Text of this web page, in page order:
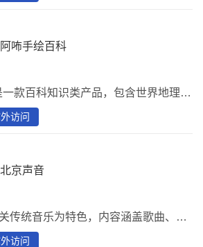
阿咘手绘百科
《阿咘手绘百科》是一款百科知识类产品，包含世界地理、中国地理、世界历史、中国历史、儿童教养、艺术素养、原创活动七款独立手绘数据模块。以“手绘主题+手绘元素+文化详情”组成内容体系，三端自适应，平台资源丰富，涵盖文化设施、非遗文化、旅游名胜、文物古迹、名人历史、互动游戏、专属问答等30余种大类，共200余张原创手绘图，10000余手绘元素，项目15000条，问答30000余条，年更新手绘图10余张、原创元素300余个。在原有数据库基础上擅长内容+服务定制，可根据需求，打造特色、综合性平台。
访问
北京声音
“北京声音”以北京相关传统音乐为特色，内容涵盖歌曲、戏曲曲艺、宫廷音乐、宗教音乐、环境音等多种声音类型，并配套相关图片、剧情人物介绍等相关文献。为读者提供便捷丰富的北京地域相关的数字资源服务。
访问